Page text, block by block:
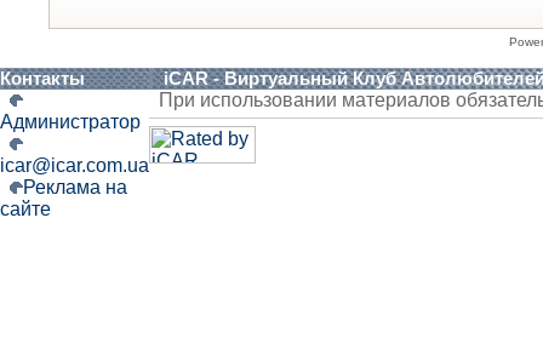
Контакты iCAR - Виртуальный Клуб
Администратор
icar@icar.com.ua
Реклама на
сайте
При использовании материалов